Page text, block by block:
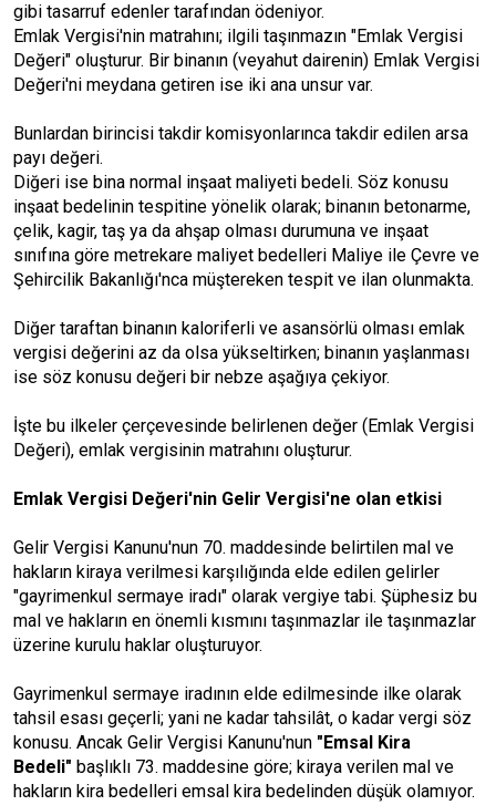
gibi tasarruf edenler tarafından ödeniyor.
Emlak Vergisi'nin matrahını; ilgili taşınmazın "Emlak Vergisi
Değeri" oluşturur. Bir binanın (veyahut dairenin) Emlak Vergisi
Değeri'ni meydana getiren ise iki ana unsur var.
Bunlardan birincisi takdir komisyonlarınca takdir edilen arsa
payı değeri.
Diğeri ise bina normal inşaat maliyeti bedeli. Söz konusu
inşaat bedelinin tespitine yönelik olarak; binanın betonarme,
çelik, kagir, taş ya da ahşap olması durumuna ve inşaat
sınıfına göre metrekare maliyet bedelleri Maliye ile Çevre ve
Şehircilik Bakanlığı'nca müştereken tespit ve ilan olunmakta.
Diğer taraftan binanın kaloriferli ve asansörlü olması emlak
vergisi değerini az da olsa yükseltirken; binanın yaşlanması
ise söz konusu değeri bir nebze aşağıya çekiyor.
İşte bu ilkeler çerçevesinde belirlenen değer (Emlak Vergisi
Değeri), emlak vergisinin matrahını oluşturur.
Emlak Vergisi Değeri'nin Gelir Vergisi'ne olan etkisi
Gelir Vergisi Kanunu'nun 70. maddesinde belirtilen mal ve
hakların kiraya verilmesi karşılığında elde edilen gelirler
"gayrimenkul sermaye iradı" olarak vergiye tabi. Şüphesiz bu
mal ve hakların en önemli kısmını taşınmazlar ile taşınmazlar
üzerine kurulu haklar oluşturuyor.
Gayrimenkul sermaye iradının elde edilmesinde ilke olarak
tahsil esası geçerli; yani ne kadar tahsilât, o kadar vergi söz
konusu. Ancak Gelir Vergisi Kanunu'nun "Emsal Kira
Bedeli" başlıklı 73. maddesine göre; kiraya verilen mal ve
hakların kira bedelleri emsal kira bedelinden düşük olamıyor.